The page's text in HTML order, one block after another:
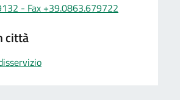
- Fax +39.0863.679722
città